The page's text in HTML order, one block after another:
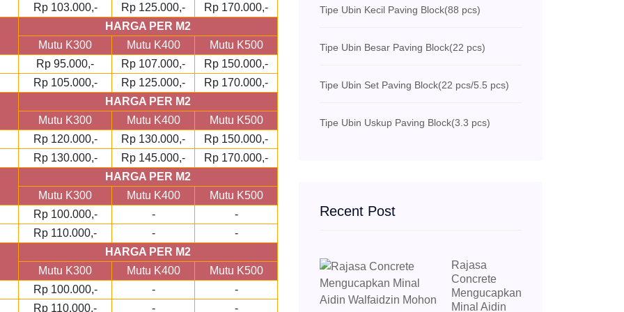
Rp 103.000,- Rp 125.000,-
Rp 170.000,-
HARGA PER M2
Mutu K300
Mutu K400
Mutu K500
Rp 95.000,-
Rp 107.000,-
Rp 150.000,-
Rp 105.000,-
Rp 125.000,-
Rp 170.000,-
HARGA PER M2
Mutu K300
Mutu K400
Mutu K500
Rp 120.000,-
Rp 130.000,-
Rp 150.000,-
Rp 130.000,-
Rp 145.000,-
Rp 170.000,-
HARGA PER M2
Mutu K300
Mutu K400
Mutu K500
Rp 100.000,-
-
-
Rp 110.000,-
-
-
HARGA PER M2
Mutu K300
Mutu K400
Mutu K500
Rp 100.000,-
-
-
Rp 110.000,-
- -
Tipe Ubin Kecil Paving Block(88 pcs)
Tipe Ubin Besar Paving Block(22 pcs)
Tipe Ubin Set Paving Block(22 pcs/5.5 pcs)
Tipe Ubin Uskup Paving Block(3.3 pcs)
Recent Post
Rajasa
Concrete
Mengucapkan
Minal Aidin